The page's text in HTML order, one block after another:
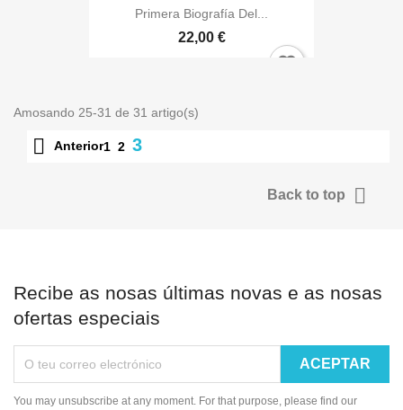
Primera Biografía Del...
22,00 €
Amosando 25-31 de 31 artigo(s)
 Anterior1 2 3
Back to top 
Recibe as nosas últimas novas e as nosas
ofertas especiais
You may unsubscribe at any moment. For that purpose, please find our